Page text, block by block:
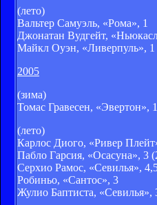
(лето)
Вальтер Самуэль, «Рома», 1
Джонатан Вудгейт,
Майкл Оуэн, «Ливерпуль», 1
2005
(зима)
Томас Гравесен, «Эвертон»,
(лето)
Карлос Диого, «Ривер
Пабло Гарсия, «Осасуна», 3
Серхио Рамос, «Севилья»,
Робиньо, «Сантос», 3
Жулио Баптиста, «Севилья»,